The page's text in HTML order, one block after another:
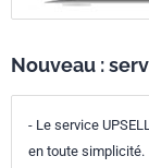
Nouveau :
- Le service
en toute simplicité.